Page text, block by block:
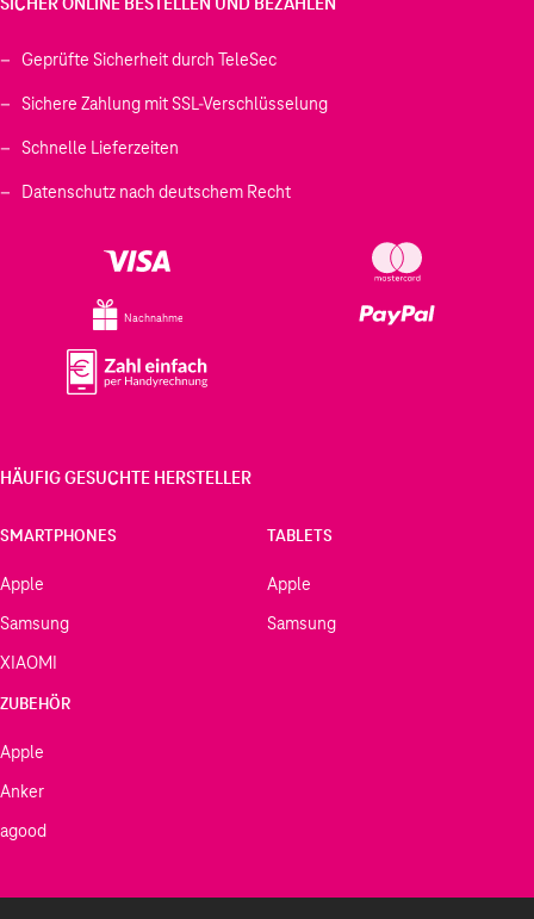
Geprüfte Sicherheit durch TeleSec
Sichere Zahlung mit SSL-Verschlüsselung
Schnelle Lieferzeiten
Datenschutz nach deutschem Recht
Nachnahme
HÄUFIG GESUCHTE HERSTELLER
SMARTPHONES
Apple
Samsung
XIAOMI
TABLETS
Apple
Samsung
ZUBEHÖR
Apple
Anker
agood